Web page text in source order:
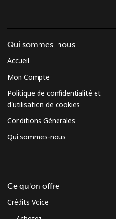
Qui sommes-nous
Accueil
Mon Compte
Politique de confidentialité et
d'utilisation de cookies
Conditions Générales
Qui sommes-nous
Ce qu'on offre
Crédits Voice